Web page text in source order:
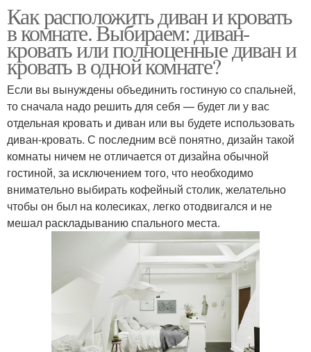
Как расположить диван и кровать
в комнате. Выбираем: диван-
кровать или полноценные диван и
кровать в одной комнате?
Если вы вынуждены объединить гостиную со спальней,
то сначала надо решить для себя — будет ли у вас
отдельная кровать и диван или вы будете использовать
диван-кровать. С последним всё понятно, дизайн такой
комнаты ничем не отличается от дизайна обычной
гостиной, за исключением того, что необходимо
внимательно выбирать кофейный столик, желательно
чтобы он был на колесиках, легко отодвигался и не
мешал раскладыванию спального места.